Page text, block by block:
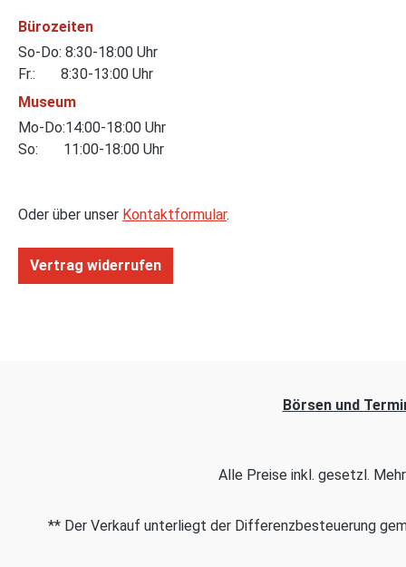
Bpr.
x 18
Bürozeiten
So-Do: 8:30-18:00 Uhr
Fr.: 8:30-13:00 Uhr
Museum
Mo-Do:14:00-18:00 Uhr
So: 11:00-18:00 Uhr
Oder über unser Kontaktformular.
Vertrag widerrufen
Börsen und
Alle Preise inkl. gesetzl.
** Der Verkauf unterliegt der Differenzbesteuerung